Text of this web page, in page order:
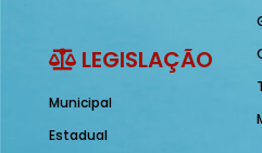
LEGISLAÇÃO
Municipal
Estadual